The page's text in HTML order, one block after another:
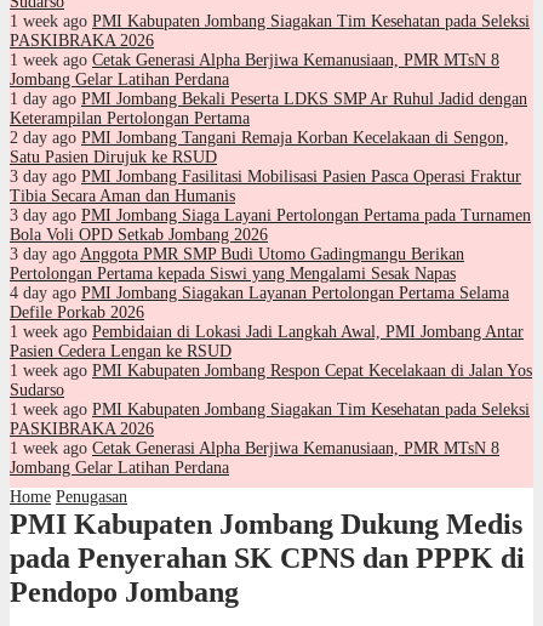
1 week ago PMI Kabupaten Jombang Siagakan Tim Kesehatan pada Seleksi
PASKIBRAKA 2026
1 week ago Cetak Generasi Alpha Berjiwa Kemanusiaan, PMR MTsN 8
Jombang Gelar Latihan Perdana
1 day ago PMI Jombang Bekali Peserta LDKS SMP Ar Ruhul Jadid dengan
Keterampilan Pertolongan Pertama
2 day ago PMI Jombang Tangani Remaja Korban Kecelakaan di Sengon,
Satu Pasien Dirujuk ke RSUD
3 day ago PMI Jombang Fasilitasi Mobilisasi Pasien Pasca Operasi Fraktur
Tibia Secara Aman dan Humanis
3 day ago PMI Jombang Siaga Layani Pertolongan Pertama pada Turnamen
Bola Voli OPD Setkab Jombang 2026
3 day ago Anggota PMR SMP Budi Utomo Gadingmangu Berikan
Pertolongan Pertama kepada Siswi yang Mengalami Sesak Napas
4 day ago PMI Jombang Siagakan Layanan Pertolongan Pertama Selama
Defile Porkab 2026
1 week ago Pembidaian di Lokasi Jadi Langkah Awal, PMI Jombang Antar
Pasien Cedera Lengan ke RSUD
1 week ago PMI Kabupaten Jombang Respon Cepat Kecelakaan di Jalan Yos
Sudarso
1 week ago PMI Kabupaten Jombang Siagakan Tim Kesehatan pada Seleksi
PASKIBRAKA 2026
1 week ago Cetak Generasi Alpha Berjiwa Kemanusiaan, PMR MTsN 8
Jombang Gelar Latihan Perdana
Home Penugasan
PMI Kabupaten Jombang Dukung Medis
pada Penyerahan SK CPNS dan PPPK di
Pendopo Jombang